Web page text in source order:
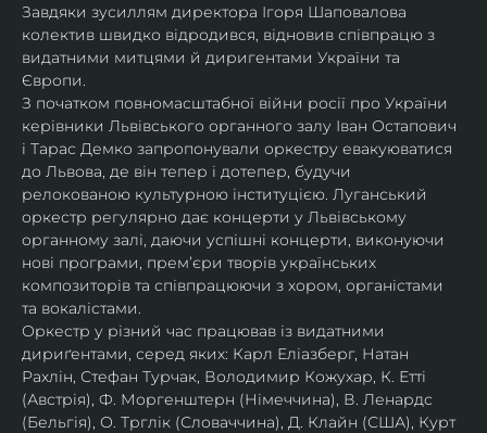
Завдяки зусиллям директора Ігоря Шаповалова
колектив швидко відродився, відновив співпрацю з
видатними митцями й диригентами України та
Європи.
З початком повномасштабної війни росії про України
керівники Львівського органного залу Іван Остапович
і Тарас Демко запропонували оркестру евакуюватися
до Львова, де він тепер і дотепер, будучи
релокованою культурною інституцією. Луганський
оркестр регулярно дає концерти у Львівському
органному залі, даючи успішні концерти, виконуючи
нові програми, прем’єри творів українських
композиторів та співпрацюючи з хором, органістами
та вокалістами.
Оркестр у різний час працював із видатними
дириґентами, серед яких: Карл Еліазберг, Натан
Рахлін, Стефан Турчак, Володимир Кожухар, К. Етті
(Австрія), Ф. Моргенштерн (Німеччина), В. Ленардс
(Бельгія), О. Трглік (Словаччина), Д. Клайн (США), Курт